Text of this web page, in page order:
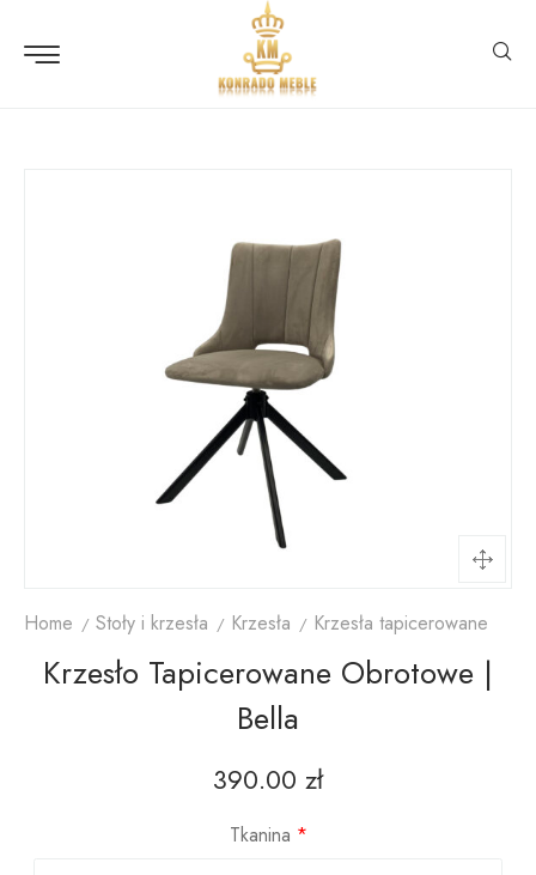
Home Stoły i krzesła Krzesła Krzesła tapicerowane
Krzesło Tapicerowane Obrotowe |
Bella
390.00 zł
Tkanina *